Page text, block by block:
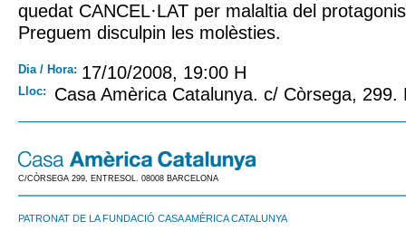
quedat CANCEL·LAT per malaltia del
Preguem disculpin les molèsties.
Dia / Hora: 17/10/2008, 19:00 H
Lloc: Casa Amèrica Catalunya. c/ Còrsega, 299.
C/CÒRSEGA 299, ENTRESOL. 08008 BARCELONA
PATRONAT DE LA FUNDACIÓ CASA AMÈRICA CATALUNYA